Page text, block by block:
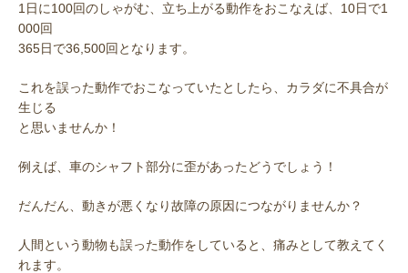
1日に100回のしゃがむ、立ち上がる動作をおこなえば、10日で1
000回
365日で36,500回となります。
これを誤った動作でおこなっていたとしたら、カラダに不具合が
生じる
と思いませんか！
例えば、車のシャフト部分に歪があったどうでしょう！
だんだん、動きが悪くなり故障の原因につながりませんか？
人間という動物も誤った動作をしていると、痛みとして教えてく
れます。